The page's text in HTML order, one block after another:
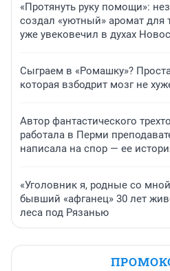
«Протянуть руку помощи»:
создал «уютный» аромат для
уже увековечил в духах
Сыграем в «Ромашку»?
которая взбодрит мозг не
Автор фантастического
работала в Перми
написала на спор — ее
«Уголовник я, родные со
бывший «афганец» 30 лет
леса под Рязанью